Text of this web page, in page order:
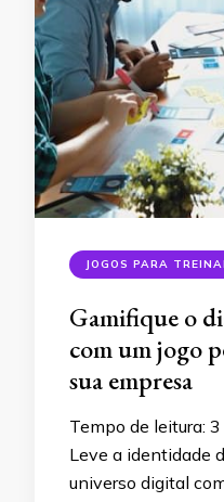
JOGOS PARA
Gamifique o
com um jogo
sua empresa
Tempo de leitura: 3
Leve a identidade
universo digital